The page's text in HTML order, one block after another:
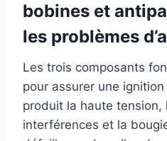
bobines et
les problèmes
Les trois composants
pour assurer une
produit la haute tension,
interférences et la